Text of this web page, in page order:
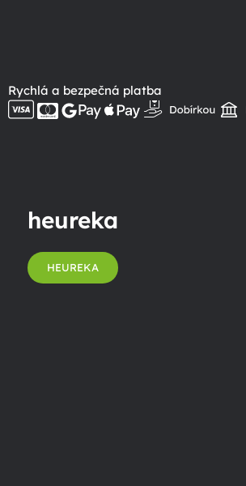
Rychlá a bezpečná platba
heureka
HEUREKA